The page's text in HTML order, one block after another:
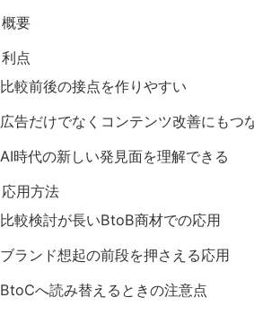
要
利点
比較前後の接点を作りやすい
広告だけでなくコンテンツ改善にもつ
AI時代の新しい発見面を理解できる
用方法
比較検討が長いBtoB商材での応用
ブランド想起の前段を押さえる応用
BtoCへ読み替えるときの注意点